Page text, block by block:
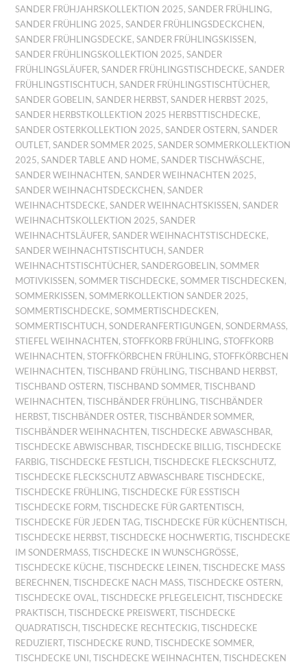
SANDER FRÜHJAHRSKOLLEKTION 2025,SANDER FRÜHLING,
SANDER FRÜHLING 2025,SANDER FRÜHLINGSDECKCHEN,
SANDER FRÜHLINGSDECKE,SANDER FRÜHLINGSKISSEN,
SANDER FRÜHLINGSKOLLEKTION 2025,SANDER
FRÜHLINGSLÄUFER,SANDER FRÜHLINGSTISCHDECKE,SANDER
FRÜHLINGSTISCHTUCH,SANDER FRÜHLINGSTISCHTÜCHER,
SANDER GOBELIN,SANDER HERBST,SANDER HERBST 2025,
SANDER HERBSTKOLLEKTION 2025 HERBSTTISCHDECKE,
SANDER OSTERKOLLEKTION 2025,SANDER OSTERN,SANDER
OUTLET,SANDER SOMMER 2025,SANDER SOMMERKOLLEKTION
2025,SANDER TABLE AND HOME,SANDER TISCHWÄSCHE,
SANDER WEIHNACHTEN,SANDER WEIHNACHTEN 2025,
SANDER WEIHNACHTSDECKCHEN,SANDER
WEIHNACHTSDECKE,SANDER WEIHNACHTSKISSEN,SANDER
WEIHNACHTSKOLLEKTION 2025,SANDER
WEIHNACHTSLÄUFER,SANDER WEIHNACHTSTISCHDECKE,
SANDER WEIHNACHTSTISCHTUCH,SANDER
WEIHNACHTSTISCHTÜCHER,SANDERGOBELIN,SOMMER
MOTIVKISSEN,SOMMER TISCHDECKE,SOMMER TISCHDECKEN,
SOMMERKISSEN,SOMMERKOLLEKTION SANDER 2025,
SOMMERTISCHDECKE,SOMMERTISCHDECKEN,
SOMMERTISCHTUCH,SONDERANFERTIGUNGEN,SONDERMASS ,
STIEFEL WEIHNACHTEN,STOFFKORB FRÜHLING,STOFFKORB
WEIHNACHTEN,STOFFKÖRBCHEN FRÜHLING,STOFFKÖRBCHEN
WEIHNACHTEN,TISCHBAND FRÜHLING,TISCHBAND HERBST,
TISCHBAND OSTERN,TISCHBAND SOMMER,TISCHBAND
WEIHNACHTEN,TISCHBÄNDER FRÜHLING,TISCHBÄNDER
HERBST,TISCHBÄNDER OSTER,TISCHBÄNDER SOMMER,
TISCHBÄNDER WEIHNACHTEN,TISCHDECKE ABWASCHBAR,
TISCHDECKE ABWISCHBAR,TISCHDECKE BILLIG,TISCHDECKE
FARBIG,TISCHDECKE FESTLICH,TISCHDECKE FLECKSCHUTZ,
TISCHDECKE FLECKSCHUTZ ABWASCHBARE TISCHDECKE,
TISCHDECKE FRÜHLING,TISCHDECKE FÜR ESSTISCH
TISCHDECKE FORM,TISCHDECKE FÜR GARTENTISCH,
TISCHDECKE FÜR JEDEN TAG,TISCHDECKE FÜR KÜCHENTISCH,
TISCHDECKE HERBST,TISCHDECKE HOCHWERTIG,TISCHDECKE
IM SONDERMASS ,TISCHDECKE IN WUNSCHGRÖSSE ,
TISCHDECKE KÜCHE,TISCHDECKE LEINEN,TISCHDECKE MASS B
ERECHNEN
,TISCHDECKE NACH MASS ,TISCHDECKE OSTERN,
TISCHDECKE OVAL ,TISCHDECKE PFLEGELEICHT,TISCHDECKE
PRAKTISCH,TISCHDECKE PREISWERT,TISCHDECKE
QUADRATISCH,TISCHDECKE RECHTECKIG,TISCHDECKE
REDUZIERT,TISCHDECKE RUND,TISCHDECKE SOMMER,
TISCHDECKE UNI,TISCHDECKE WEIHNACHTEN,TISCHDECKEN